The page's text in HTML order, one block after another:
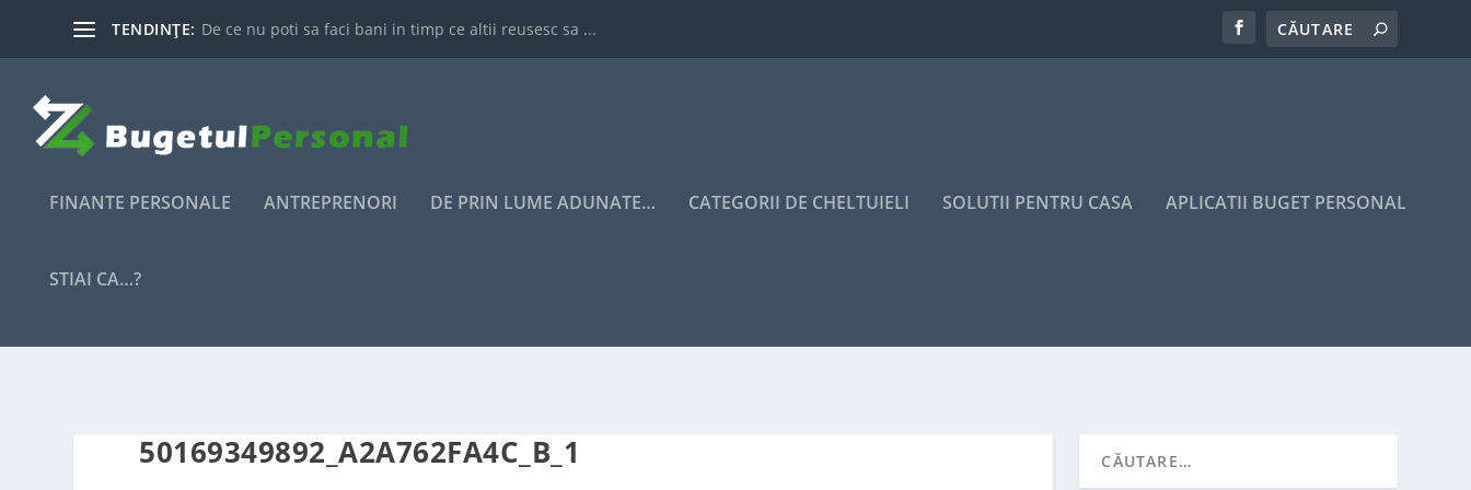
TENDINȚE: De ce nu poti sa faci bani in timp ce altii reusesc sa ...
FINANTE PERSONALE ANTREPRENORI DE PRIN LUME ADUNATE… CATEGORII DE CHELTUIELI SOLUTII PENTRU CASA APLICATII BUGET PERSONAL
STIAI CA…?
50169349892_A2A762FA4C_B_1